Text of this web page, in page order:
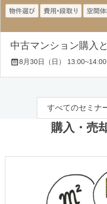
中古マンション購入
8月30日（日） 13:00~14:00
すべてのセミナ
購入・売